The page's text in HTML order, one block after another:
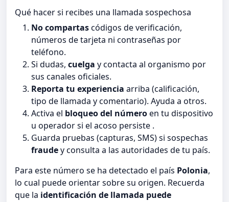
Qué hacer si recibes una llamada sospechosa
No compartascódigos de verificación,
números de tarjeta ni contraseñas por
teléfono.
Si dudas, cuelga y contacta al organismo por
sus canales oficiales.
Reporta tu experiencia arriba (calificación,
tipo de llamada y comentario). Ayuda a otros.
Activa el bloqueo del númeroen tu dispositivo
u operador si el acoso persiste .
Guarda pruebas (capturas, SMS) si sospechas
fraudey consulta a las autoridades de tu país.
Para este número se ha detectado el país Polonia,
lo cual puede orientar sobre su origen. Recuerda
que la identificación de llamada puede